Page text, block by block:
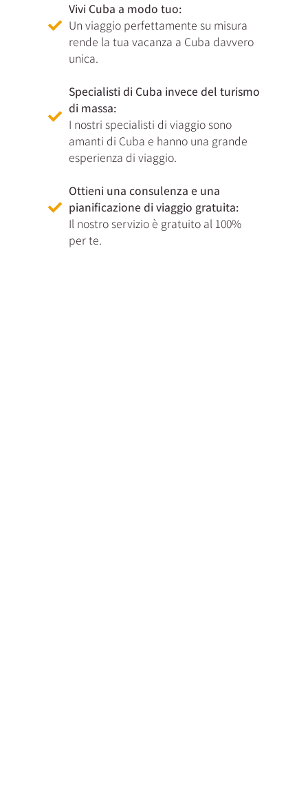
Vivi Cuba a modo tuo:
Un viaggio perfettamente su misura
rende la tua vacanza a Cuba davvero
unica.
Specialisti di Cuba invece del turismo
di massa:
I nostri specialisti di viaggio sono
amanti di Cuba e hanno una grande
esperienza di viaggio.
Ottieni una consulenza e una
pianificazione di viaggio gratuita:
Il nostro servizio è gratuito al 100%
per te.